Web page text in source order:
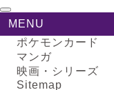
MENU
ポケモンカード
マンガ
映画・シリーズ
Sitemap